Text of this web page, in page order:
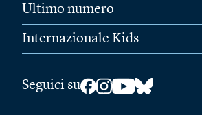
Ultimo numero
Internazionale Kids
Seguici su